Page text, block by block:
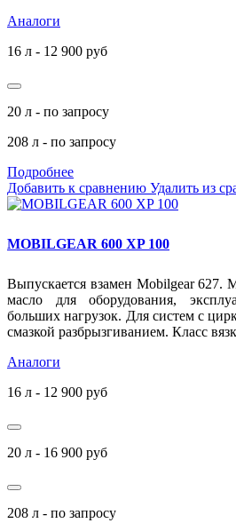
Аналоги
16 л - 12 900 руб
20 л - по запросу
208 л - по запросу
Подробнее
Добавить к сравнению Удалить из
MOBILGEAR 600 XP 100
Выпускается взамен Mobilgear 627.
масло для оборудования,
больших нагрузок. Для систем с
смазкой разбрызгиванием. Класс
Аналоги
16 л - 12 900 руб
20 л - 16 900 руб
208 л - по запросу